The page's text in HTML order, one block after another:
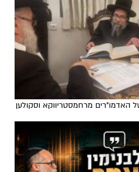
מרחמסטריווקא וסקולען